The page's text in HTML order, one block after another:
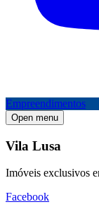
Empreendimentos
Open menu
Vila Lusa
Imóveis exclusivos
Facebook